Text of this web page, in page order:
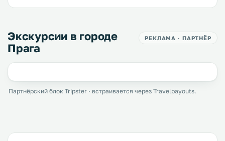
Экскурсии в городе
Прага
РЕКЛАМА · ПАРТНЁР
Партнёрский блок Tripster · встраивается через Travelpayouts.